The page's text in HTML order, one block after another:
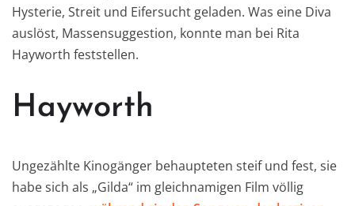
Hysterie, Streit und Eifersucht geladen. Was eine Diva
auslöst, Massensuggestion, konnte man bei Rita
Hayworth feststellen.
Hayworth
Ungezählte Kinogänger behaupteten steif und fest, sie
habe sich als „Gilda“ im gleichnamigen Film völlig